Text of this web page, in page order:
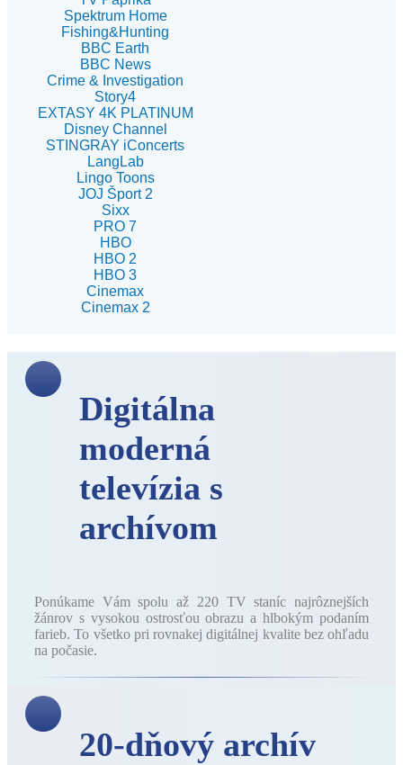
Spektrum Home
Fishing&Hunting
BBC Earth
BBC News
Crime & Investigation
Story4
EXTASY 4K PLATINUM
Disney Channel
STINGRAY iConcerts
LangLab
Lingo Toons
JOJ Šport 2
Sixx
PRO 7
HBO
HBO 2
HBO 3
Cinemax
Cinemax 2
Digitálna
moderná
televízia s
archívom
Ponúkame Vám spolu až 220 TV staníc najrôznejších
žánrov s vysokou ostrosťou obrazu a hlbokým podaním
farieb. To všetko pri rovnakej digitálnej kvalite bez ohľadu
na počasie.
20-dňový archív